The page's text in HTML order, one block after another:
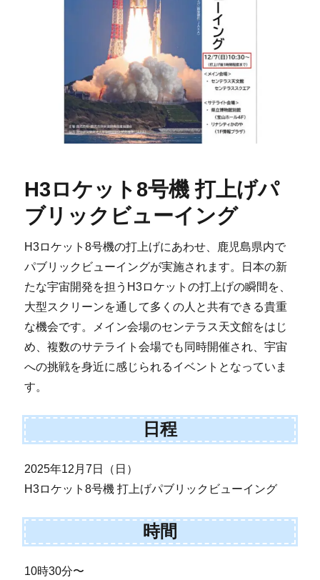
H3ロケット8号機 打上げパ
ブリックビューイング
H3ロケット8号機の打上げにあわせ、鹿児島県内で
パブリックビューイングが実施されます。日本の新
たな宇宙開発を担うH3ロケットの打上げの瞬間を、
大型スクリーンを通して多くの人と共有できる貴重
な機会です。メイン会場のセンテラス天文館をはじ
め、複数のサテライト会場でも同時開催され、宇宙
への挑戦を身近に感じられるイベントとなっていま
す。
日程
2025年12月7日（日）
H3ロケット8号機 打上げパブリックビューイング
時間
10時30分〜